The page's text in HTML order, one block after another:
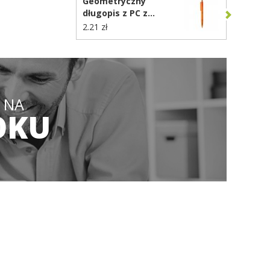
długopis z PC z
recyklingu X3 Frosted
P611.3308
2.21 zł
NA